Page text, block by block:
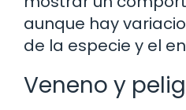
aunque hay
de la especie y el
Veneno y